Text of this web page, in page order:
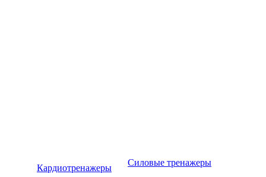
Кардиотренажеры
Силовые тренажеры